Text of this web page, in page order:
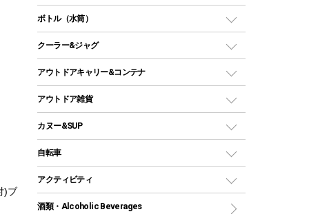
)ブ
スクエアタープ（レクタタープ）
メッシュタープ
自立式タープ
パラソル
テントアクセサリー
ペグ
グランドシート
ガイドロープ
ツール
LEDライト
ヘッドライト
キャンドル
ガス缶
ガストーチ、ライター
焚き火台タイプ（ロースタイル）グリル
卓上タイプグリル
パーティータイプグリル
鉄板、アミ
焚き火台&ストーブ
火起こし
ダッチオーブン
ホットサンドメーカー
クッカーセット
シェラカップ
クッキングツール
ナイフ
ボトル（水筒）
ステンレスボトル
コップ付きタイプ
ワンタッチタイプ
プラスチックボトル
ディズニーボトル
クーラー&ジャグ
クーラーボックス
クーラーバッグ
ウォータージャグ
保冷剤
アウトドアキャリー&コンテナ
アウトドアキャリー
アウトドア雑貨
バックパック&バッグ
リュック、バックパック
トートバッグ、サコッシュ
ショッピングキャリー
カヌー&SUP
インフレータブル
カヤック
自転車
折りたたみ自転車
スポーツサイクル
アクティビティ
マリン
酒類・Alcoholic Beverages